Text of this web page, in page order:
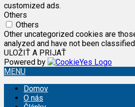
customized ads.
Others
Others
Other uncategorized cookies are
analyzed and have not been
ULOŽIŤ A PRIJAŤ
Powered by
MENU
Domov
O nás